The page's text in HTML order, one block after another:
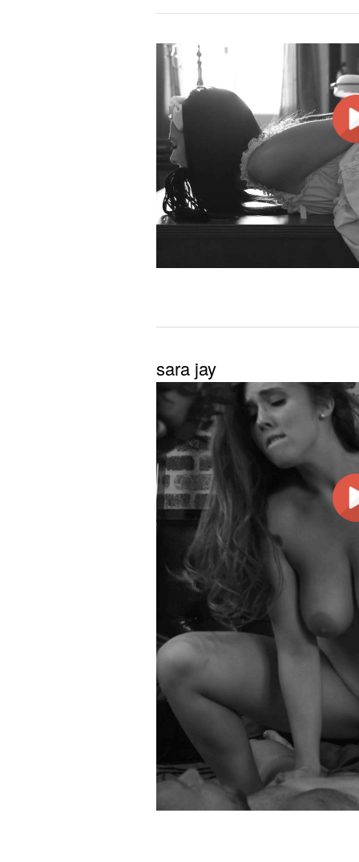
sara jay